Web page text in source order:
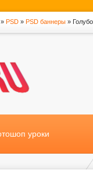
» PSD » PSD баннеры »
уроки